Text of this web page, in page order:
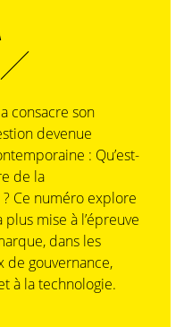
consacre son
devenue
: Qu’est-
de la
Ce numéro explore
mise à l’épreuve
dans les
de gouvernance,
à la technologie.